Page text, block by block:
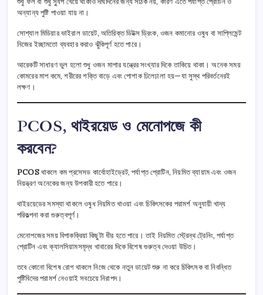
অন্যান্য পুষ্টি পাওয়া যায় না।
সোশ্যাল মিডিয়ার ভাইরাল ডায়েট, অতিরিক্ত ডিটক্স ড্রিংক, ওজন কমানোর ওষুধ বা সাপ্লিমেন্ট
নিজের ইচ্ছামতো ব্যবহার করাও ঝুঁকিপূর্ণ হতে পারে।
আরেকটি সাধারণ ভুল হলো শুধু ওজন মাপার যন্ত্রের সংখ্যার দিকে তাকিয়ে থাকা। অনেক সময়
কোমরের মাপ কমে, শরীরের শক্তি বাড়ে এবং পোশাক ঢিলেঢালা হয়—যা সুস্থ পরিবর্তনেরই
লক্ষণ।
PCOS, থাইরয়েড ও মেনোপজে কী
করবেন?
PCOSথাকলে কম প্রসেসড কার্বোহাইড্রেট, পর্যাপ্ত প্রোটিন, নিয়মিত ব্যায়াম এবং ওজন
নিয়ন্ত্রণ অনেকের জন্য উপকারী হতে পারে।
থাইরয়েডের সমস্যা থাকলে ওষুধ নিয়মিত খাওয়া এবং চিকিৎসকের পরামর্শ অনুযায়ী খাদ্য
পরিকল্পনা করা গুরুত্বপূর্ণ।
মেনোপজের সময় বিপাকক্রিয়া কিছুটা ধীর হতে পারে। তাই নিয়মিত স্ট্রেন্থ ট্রেনিং, পর্যাপ্ত
প্রোটিন এবং ক্যালসিয়ামসমৃদ্ধ খাবারের দিকে বিশেষ গুরুত্ব দেওয়া উচিত।
তবে কোনো বিশেষ রোগ থাকলে নিজে থেকে নতুন ডায়েট শুরু না করে চিকিৎসক বা নিবন্ধিত
পুষ্টিবিদের পরামর্শ নেওয়াই সবচেয়ে নিরাপদ।